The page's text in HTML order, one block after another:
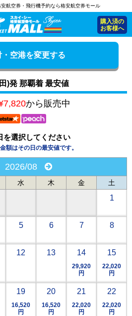
航空券・飛行機予約なら格安航空券モール
購入済の
お客様へ
空港を変更する
)発 那覇着 最安値
から販売中
選択してください
額はその日の最安値です。
2026/08
水 木 金 土
1
5 6 7 8
12 13 14
29,920
円
15
22,020
円
19
16,520
円
20
16,520
円
21
22,020
円
22
22,020
円